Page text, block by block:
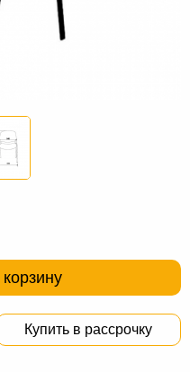
Купить в рассрочку